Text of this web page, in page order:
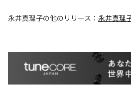
永井真理子の他のリリース： 永井真理